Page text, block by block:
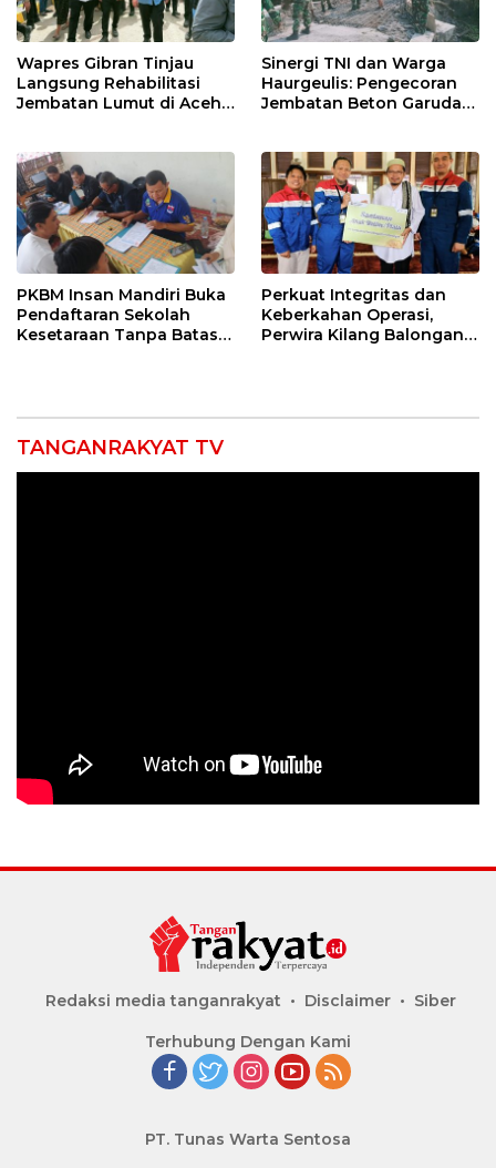
Wapres Gibran Tinjau
Langsung Rehabilitasi
Jembatan Lumut di Aceh
Sinergi TNI dan Warga
Haurgeulis: Pengecoran
Jembatan Beton Garuda
PKBM Insan Mandiri Buka
Pendaftaran Sekolah
Kesetaraan Tanpa Batas
Perkuat Integritas dan
Keberkahan Operasi,
Perwira Kilang Balongan
TANGANRAKYAT TV
Redaksi media tanganrakyat Disclaimer Siber
Terhubung Dengan Kami
PT. Tunas Warta Sentosa